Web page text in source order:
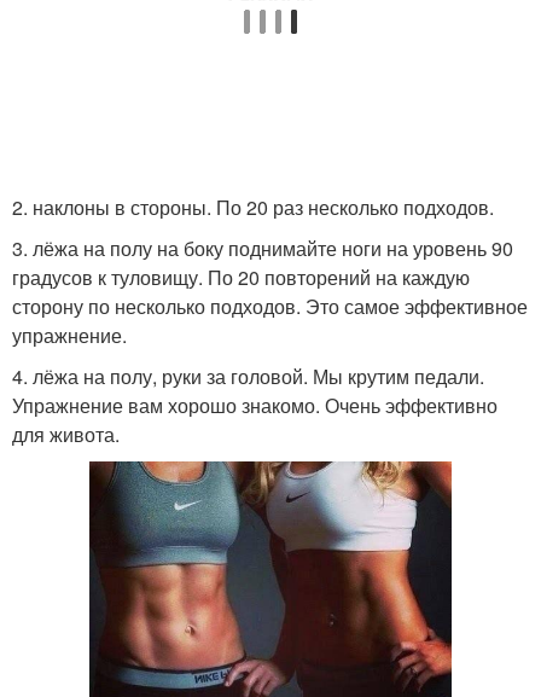
2. наклоны в стороны. По 20 раз несколько подходов.
3. лёжа на полу на боку поднимайте ноги на уровень 90
градусов к туловищу. По 20 повторений на каждую
сторону по несколько подходов. Это самое эффективное
упражнение.
4. лёжа на полу, руки за головой. Мы крутим педали.
Упражнение вам хорошо знакомо. Очень эффективно
для живота.